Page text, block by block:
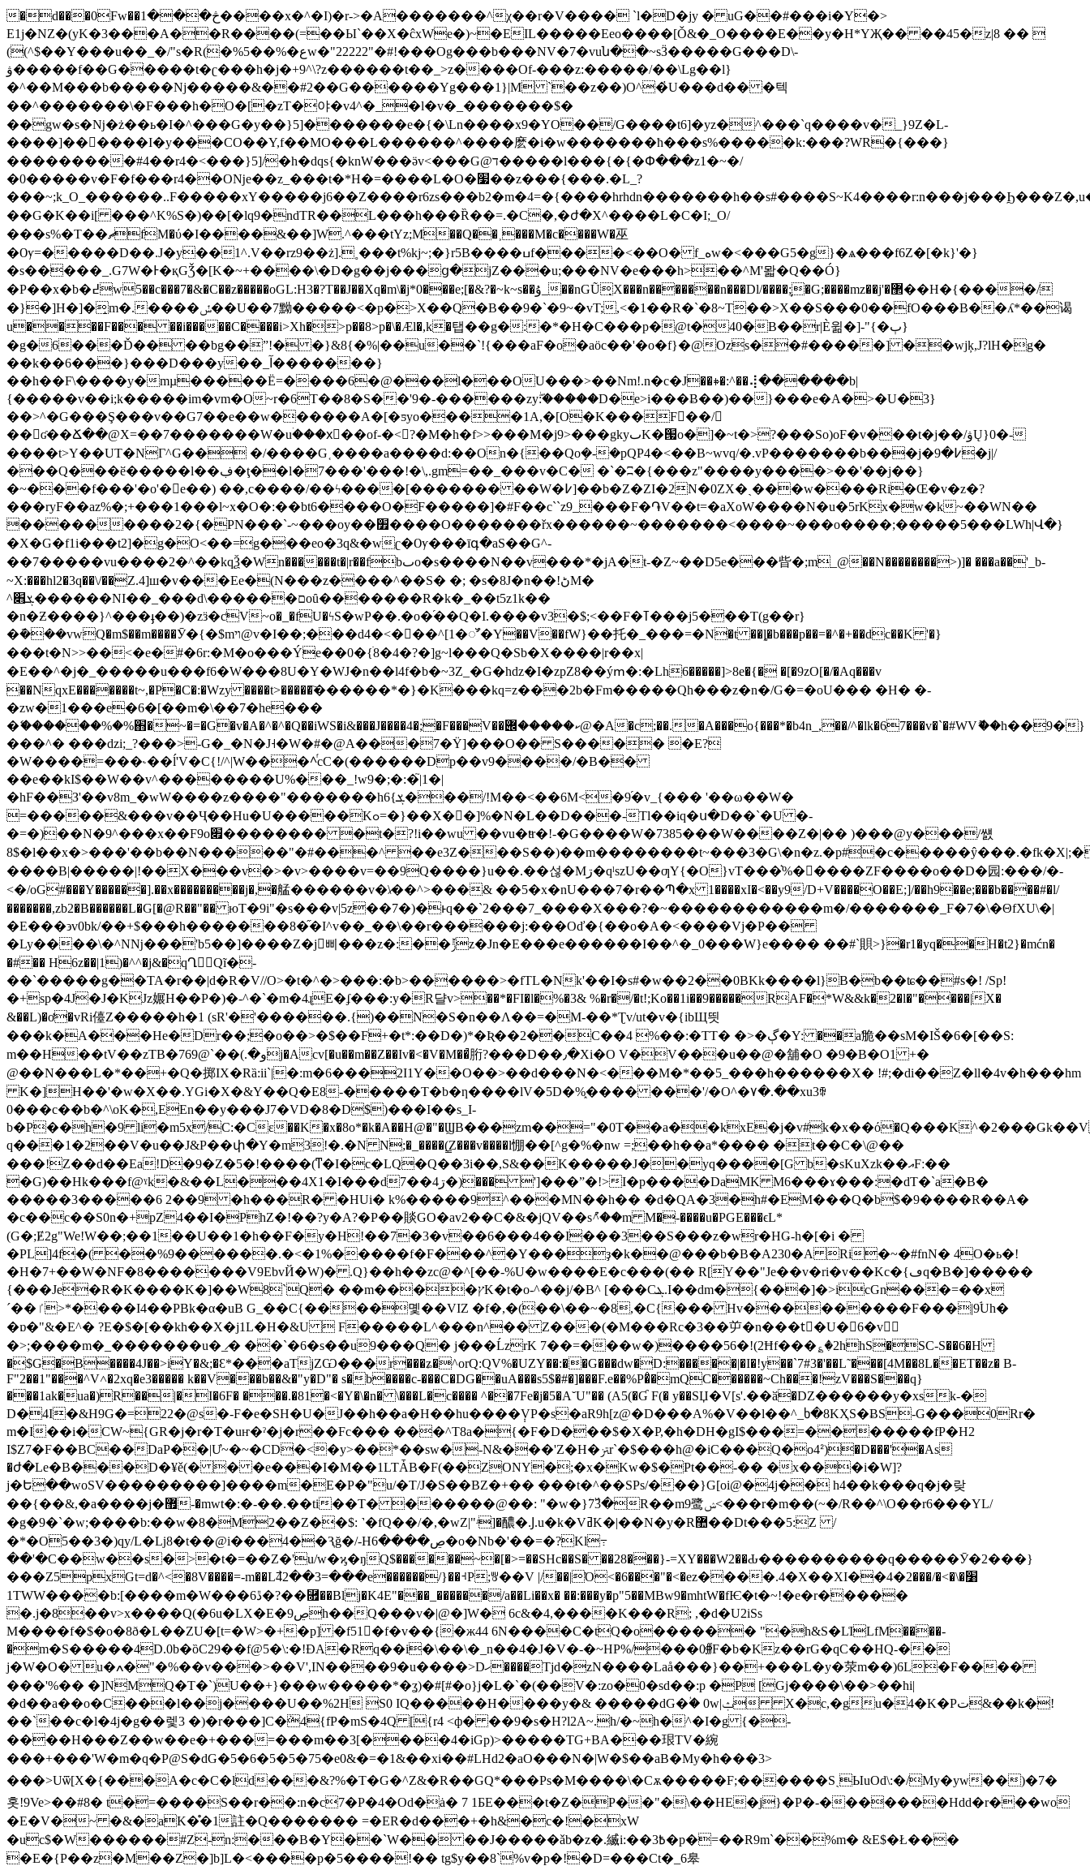
�d���0Fw��څ���1����x�^�I)�r->�A�������^χ��r�V���� `l�D�jy � uG��#���i�Y�>
E1j�NZ�(yK�3���A��R����(=��Ы`��X�ĉxWe�)~�EIL�����Eeo����[Ǒ&�_O����E��y�H*YҖ�� ��45�z|8 �� 
((^$��Y���u��_�/"s�R(�%5��%�عw�"22222"�#!���Og���b���NV�7�vuն��~sӞ�����G���D\-
ۋ�����f��G�����t�ʗ���h�j�+9^\?z������t��_>z����Of-���z:�����/��\Lg��l}
�^��M���b�����Nj�����&��#2��G������Yg���1}|M `��z��)O^�҅U���d�� �텍
��^� ������\�F���h�O�[�zT�야�v4^�_�l�v�_�������$�
��gw�s�ǋ�ż��ь�I�^���G�y��}5]�������e�{�\Ln����x9�YO��/G����t6]�yz�^���`q����v�_}9Z�L-
����]������I�y���CO��Y,f��MO���L������^����麽�i�w�������ћ���s%�����k:���?WR�{���}
���������#4��r4�<���}5]/�h�dqs{�knW���ӛv<���G@ד�����l���{�{�Փ���z1�~�/
�0�����v�F�f���r4��Oǋe��z_���t�*H�=����L�O�׷��z���{���.�L_?
��G�K��i[ ���^K%S�)��[�lq9�ndTR��L���h���Ȑ��=.�C�,�ժ�X^����L�C�I;_O/
���s%�T��ޗfM�ύ�I����&��]W.^���tҮz;M��Q��˲���M�c����W�巫
�Ѹ=�����D��.J�y��1^.V��rz9��ż].˳���t%kj~;�}r5B����ߎf����<��O� f_ەw�<���G5�g}�ѧ���f6Z�[�k}'�}
�s�����_.G7W�Ͱ�қGǮ�[K�~+����\�D�g��j���ց�jZ���u;���NV�e���h>��^M'뫏�Q��Ó}
�P��x�b�߄w5��c���7�&�C��z�����oGL:H3�?T��J��Xq�m\�j*0���e;[�&?�~k~s��ۇ_��nGŨ͉X���n�������n���Dl/����;̟�G;����mz��j'�޲��H�{����/
�}�]H�]�̝m�.����ݽ��U��7黝�� ���<�p�>X��Q�B��9�`�9~�vT;,<�1��R�`�8~T��>X��S���0��fO���B��ʎ*��谒
u����F��� ��i�����C����i>Xh�>p��8>p�\�Æl�,k�탭��g�:�*�H�C���p�@t�40�B��r|Ѐ윎�]-"{�ٻ}
�g�6���Ď�� ��bg��ˮ!� �}&8{�%|��u��`!{���aF�o�aöc��'�o�f}�@Ozs��#�����] ��wjķ,J?lH�g�
��k��6���}���D���y��_آ�������}
��h��F\����y�mµ�����Ё=����6�@���l���OU���>��Nm!.n�c�Ј��⇏�:^��⢼������b|
{�����v��i;k�����im�vm�O~r�6T��8�S��'9�-������zyۖ:�����D�e>i���Ƀ��)��}���e�A�>�U�3}
��>^�G���Ş���v��G7��e��w������A�[�ƽyo����1A,�[O�K���F򻳑��/
��ʛ��Ճ��@X=��7�������W�uۛ���xَ��of-�<?�M�h�f>>���M�j9>���gkyٮK�՗o�]�~t�>?���So)oF�v���t�j��/ۋŲ}0�-
����t>Y��UT�NΓ^G�� �/����G˱����a����d:��On�{��Qoܻ�-�pQP4�<��B~wvq/�.vP�������b���j�߇�9�j|/
���Q���ӗ�����l��ڣ�ţ��l�7���'���!�\,.gm=��_���v�C� �`�ʭ�{���z"����y����>��'��j��}
�~���f���'�o'�󈳃e��) ��,c����/��ϟ����[������� ��W�߇]��b�Z�ZI�2N�0ZΧ�ˏ���w����Ri�Œ�v�z�?
���ryF��az%�;+���1���l~x�O�:��bt6����O�F�����]�#F��c``z9_���F�֏V��t=�aXoW����N�u�5rKx�w�k~��WN��
���������2�{�PN���`-~���οy��׿����O�������řx������~�������<����~���o����;�����5���LWh|Վ�}
�X�G�f1i���t2]�g�O<��=g���eo�3q&�wʗ�Ѹ���īգ�aS��G^-
��7�����vu����2�^��kqѮ�Wn������t�|r��fbٮo�s����N��v���*�jA�t-�Z~��D5e���㫮�;m_@��N��������>)]� ���a��'_b-
~X:���hl2�3q��\/��Z.4]ш�v���Ee�(N���z����^��S� �; �s�8J�n��!ڻM�
^ܮ׋������NI��_���d\������םoȗ�������R�k�_��t5z1k��
�n�Ƶ����}^���ֈ��)�zӟ�ƈV~o�_�fU�ϟS�wP��.�o�֝��Q�I.����v3�$;<��F�ߠ���j5���T(g��r}
�݇���vwQ�m$��m����Ӯ�{�$mױ@v�I��;���d4�<���^[1�ꯧ�Y��V��fW}��托�_���=�N�t ��ȴ�b���p��=�^�+��dc��K '�}
���t�N>>��<�e�#�6r:�M�o���Ýe��0�{ׄ8�4�?�]g~l���Q�Sb�X����|r��x|
�E��^�j�_�����u���f6�W���8U�Y�WJ�n��l4f�b�~3Z_�G�hǳ�I�zpZ8��ýՠ�:�Lh6�����]>8e�{� �[�9zO[�/�Aq���v
��NqxE�������t~,�P�C�:�Wzy ����t>�����҇������*�}�K���kq=z���2b�Fm�����Qh���z�n�/G�=�oU��� �Η� �-
�zw�1���e�6�[��m�\��7�he���
�ޭ������%�%֋�~�=�G�v�A�^�^�Q��iWS�i&���J����4�;�F���V��ކ�����݌@�A�c;��.�A���o{���*�b4n_,��/^�lk�67���v�`�#WVޮ��h��9�}
���^� ���ǳi;_?���>-G�_�N�J˧�W�#�@A���7�Ÿ]���O�� S����� �E?
�W����=���˞��ĺ'V�C{!/^|W���^ᷫcC�(������Dp��v9����/�B��
��e��kI$��W��v^��������U%���_!w9�;�:�֮|1�|
�hF��З'��v8m_�wW����z����"�������h6{ܮ���/!M��<��6M<�9֜�v_{��� '��ω��W�
=�����&���v��Ҷ��Hu�U�����Kߋ=�}��X��]%�N�L��D���-Tl��iq�ս�D��`�U �-
�=�)��N�9^���x��F9o׏�������� �t�?!i��wu ��vu�tͧr�!-�G����W�7385���W����Z�|�� )���@y���/썘
8$�l��x�>���'��b��N�����"�#���^ ��e3Z�
����B|�����|!��X���v�>�v>����v=��9Q����}u��.��섢�Mڗ�qˡszU��ƣY{�O}vT���͛%�﷪����ZF����o��D�园:���/�-
<�/oG#���Y������].��x���������j�,�艋������v�\̷��^>���& ��5�x�nU���7�r��Պ�x 1����xI�<��y9/D+V����O��E;]/��h9��e;���b����#�l/
�������,zb2�B������L�G[�@R��"�� юT�9i"�s���v|5z��7�)�ͱq��`2���7_����X���?�~������������m�/�������_F�7�\�ΘfXU\�|
�E���϶v0bk/��+$���h�������8�֞�I^v��_��\��r������j:���Oď�{��o�A�<����Vj�P��
�Ly����\�^Nǋ���'b5��]����Z�j󳓁삐���z�:��ٚݱz�Jn�E���e������I��^�_0���W}e���� ��#`賏>}�r1�yq��H�t2}�mćn�
�#�� H6z��|1)�^^�j&�qՂ񞝨Qĩ�-
��`�����g��TA�r��|d�R�V//O>�t�^�>���:�b>������>�fTL�Nk'��I�s#�w��2��0BKk����l}B�b��ʨ��#s�! /Sp!
�+sp�4J�J�KJz㜊H��P�)�-^�`�m�4ɻE�ʄ���:y�R댤v>��*�FI�l�%�3& %�r�/�t!;Ko��1i��9�����RAF�*W&&k�2�l�"����|X�
&��L)�ơ�vRi儓Z�����h�1 (sR'�'������.{)��N�S�n��Ʌ��=�M-��*Ʈv/ut�v�{ibЩ띗
���k�A���He�Dr��;�o��>�$��F+�t*:��D�)*�Ʀ��2��C��4 %��:�TT� �>�ڳ�Y: ��a̛脆��sM�IŠ�6�[��S:
m��H��tV��zTB�و�.)��`@769j�Acv[�u��m��Z��Iv�<�V�M��̚胻?���D��٫�Xi�O V�V���u��@�舖�O �9�B�O1 +�
@��N���L�*��+�Q�掷IX�Rȁ:ii`|�:m�6���2I1Y��O��>��d���N�<���M�*��5_���h������X� !#;�di��Z�ll�4v�h���hm
K�]H��'�w�X��.YGi�X�&Y��Q�E8-�����T�b�ƞ����lV�5D�%֑���� ���'/�O^�٧�.��xu3ꏖ
0���c��b�^\oK�,EEn��y���J7�VD�8�D$)���I��s_I-
b�P��h�9 li�m5x/C:�Cε��K
q���1�2��V�u��J&P��փ�Y�m3!�.�Ν N;�_����(̳Z���v����l㥊��[^g�%�nw =;��h��a*���� �t��C�\@��
���!Z��d��Ea!D�9�Z�5�!����(ͳ�I�c�LQ�Q��3i��,S&��K�����J��yq����[G b�sKuXzk��އFː��
�G)��Hk���f@ˠk�&��L���4X1�I���d7��4ڗ�)��� ']���ˮ�!>I�p����DaMK M6���ɤ���:�dT�`a�B�
�����3�����6 2��9 �h���R� �HUi� k%�����9^���MN��h�� �d�QA�3�ֽh#�EM���Q�b$�9����R��A�
�c��c��S0n�+pZ4��I�PhZ�!��?y�A?�P��賧GO�av2��C�&�jQV��sު^��m M�-����u�PGE���ϵL*
(G�;Ɇ2g"We!W��;��1��U��1�h��F�y�H!��7�3�v��6���4��I���3��S���z�wr�HǤ-h�[�i �
�PL]4f�( ��%9������.�<�1%�����f�F���^�Y���ҙ�k��@���b�B�A230�A Ri�~�#fnN� 4O�ь�!
�H�7+��W�NF�8�������V9EbvЙ�W)� .Q}��h��zc@�^[��-%U�ԝ����E�c���(�� R[Y��"Je��v�ri�v��Kc�{ڡq�B�]�����
{���Je�R�K����K�]��W8`Q� ��m����ץK�t�o-^��j/�B^ [���Cܔ.I��dm�{���]�>icGn���=��x
´��ٵ>*����I4��PBk�α�uB G_��C{����몣��VIZ �f�,�(��\��~�8,�C{��� Hv���������F���|9ۘUh�
�ɒ�"&�E^� ?E�$�[��kh��X�j1L�H�&U  F�����L^���n^�� Z���(�M���Rc�3��屰�n���tَ�U�6�v
�>;����m�_�������u�_̷� ��`�6�s��̀u9���Q� j���ĹzrK 7��=���w�)����56�!(2Ħf���؏�2hhS�SC-S��6�H
�$G�B����4J��>iY�&;�Ԑ*���aTjZѠ���r���ʑ�^orQ:QV%�UZY��:��G���dw�D:�����|�I�!y��`7#3�'��L˜���[4M��8L��ET��z� B-
F"2��1"���^V˄�2xq�e3����� k��V���b��&�"y�D"� s�b����c-���C�DG��uA���s5$�#�]���F.e��%P�̊�mQC������~Ch���!zV���S���q}
���1ak�ua�)R��|�I�6F� ���.�81�<�Y�\�n� \���L�c���� ^��7Fe�j�5�A˘U"�� (A5(�Ɠ F(� y��SЏ�V[s'.��ӑ�DZ������y�xsk-�
D�4I�&H9G�=22�@s�-F�e�SH�U�J��h��a�H��hu����݄VP�s�aR9h[z@�D���A%�V��l��^_ხ�8KҲS�ɃS-G���0Rr�
m�I��i�CW~{GR�j�r�T�uҥ�ˀ�j�r��Fc��� ���^T8a�{�F�D���$�X�P,�h�DH�gI$���=�������fP�H2
I$Z7�F��BC��DaP��|Ư~�~�CD�<�y>��*��sw�-N&���'Z�H�ﱱr`�$���h@�iC���Q�o4ᒾ)�D���'�As
�ժ�Le�B���D�¥ě(� � �e���I�M��1LTǠB�F(��ZONY�;�x�Kw�$�Pt��-�� �x���i�W]?
j�Ե��woSV���������]����m�E�P�"u/�T/J�S��BZ�+�� ���t�^��SPs/���}G[oi@�4j�� h4��k���q�j�랒
��{��&,�a����j�޿-�mwt�:�-��.��ti��T� ������@��: "�w�}ؘ7߰3�R��m9鹭ݾ<���r�m��(~�/R��^\O��r6���YL/
�g�9�`�w;����b:��w�8�M2��Z��$: ˺�fQ��/�,�wΖ|"ʴ]�醲�.Ϳ.u�k�VߥK�|��N�y�R޺��Dt���5:Z /
�*�O5��3�)qy/L�ǈ8�t��@i���4��Ԇğ�/-Hڝ����6�o�Nb�'��=�?Kl߹
��'�C��w��s�>�t�=��Z�'u/w�ϗ�ŋQ$������~�[�>=��SHc��S� ��28���}-=XY���W2��Ԃ����������q�����Ӯ�2���}
���Z5pxGt=d�^<�8V����=-m��L߯42��3=���e������/}��⹑P;ꉕ��V |/��|Ό<�6���"�<�ez����.4�X��XI�׸�\�>�/���2�4�
1TWW����b:[����m�W���6ڐ�?��⿟��Blj�K4E"���_������/a��Li��x� ��:���y�p"5��MBw9�mhtW�fѤ�t�~!�e�r�����
�.j�8��v>x����Q(�6u�LX�E�9ڝh��Q���v�|@�]W� 6c&�4,����K���R; ,�d�U2iSs
M����f�$�o�8ð�L��ZU�[t=�W>�+�p] �f51﷚�f�v��{�ж44 6N����C�tQ�o������ "�h&S�L͑ILfМ����-
�m�S�����4D.0b�ȍC29��f@5�\:�!ĐA�Rq��i�\��\�_n��4�J�V�-�~HP%/���0∰F�b�Kz��rG�qC��HQ-��
j�W�O� u�ߍ�"�%��v���>��V',IN����9�u����>Dހ����Tjd�zN����Laå���}��+���L�y�荥m��)6L�F����
���'%�� �]NMQ�T�`)U��+}���w�����*�ʓ)�#[#�o}j�L�`�(��V�:zo�0�sd��:p �P [Gj����\��>��hi|
�d��a��o�C���l��j����U��%2H S0 IQ�����H����y�& �����dG�ؙ� 0w|ݑ X�c,�gu�4�K�Pت&��k�!
��`��c�l�4j�g��렟3 �)�r���]C�ܵ4{fP�mS�4Q [{r4 <ф� ��9�s�H?l2A~.h/�~h�^�I�g {�-
����H���Z��w��e�+���=���m��3[����4�iGp)>�����TG+BA���珢TV�綩
���+���'W�m�q�P@S�dG�5�6�5�5�75�e0&�=�1&��xi��#LHd2�aO���N�|W�$��aB�My �h���3>
���>Uѿ[X�{���A�c�C�ld���&?%�T�G�^Z&�R��GQ*���Ps�M����\�Cѫ�����F;������SˎЫuOd\:�/My�yw��)�7�
홋!9Ve>��#8� t�=����S��r��:n�c7�P�4�Od�ȧ� 7 1БE���t�Z�P��"�\��HE�j}�P�-�������Hdd�r���wo
�E�V�~ �&�aK�̊�1註�Q������� =�ER�d���+�h&�c�!�xW
�uc$�W������#Z-n:���B�Y��`W�� ��J�����ǎb�z�.縅i:��߿3�p�=��R9m`��%m� &E$�Ł���
�E�{P��z�M��Z�]b]L�<����p�5����!�� tg$y��8`%v�p�!�D=���Ct�_6皋